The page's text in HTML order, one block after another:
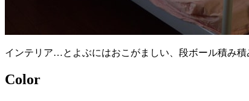
インテリア…とよぶにはおこがましい、段ボール積み
Color